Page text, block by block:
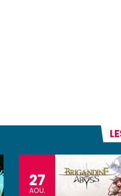
27
AOU.